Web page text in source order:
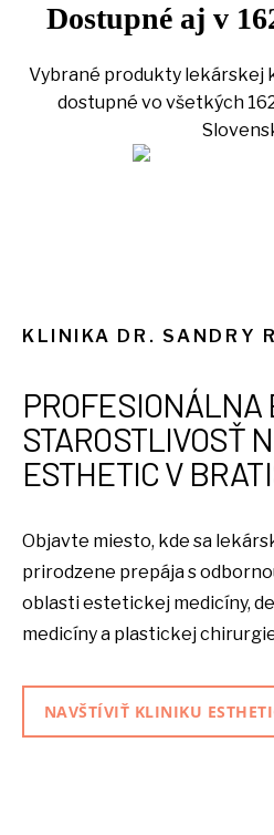
Dostupné aj v
Vybrané produkty lekárskej
dostupné vo všetkých
KLINIKA DR. SANDRY
PROFESIONÁLNA
STAROSTLIVOSŤ
ESTHETIC V
Objavte miesto, kde sa
prirodzene prepája s
oblasti estetickej medicíny,
medicíny a plastickej
NAVŠTÍVIŤ KLINIKU